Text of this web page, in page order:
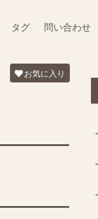
タグ 問い合わせ
お気に入り